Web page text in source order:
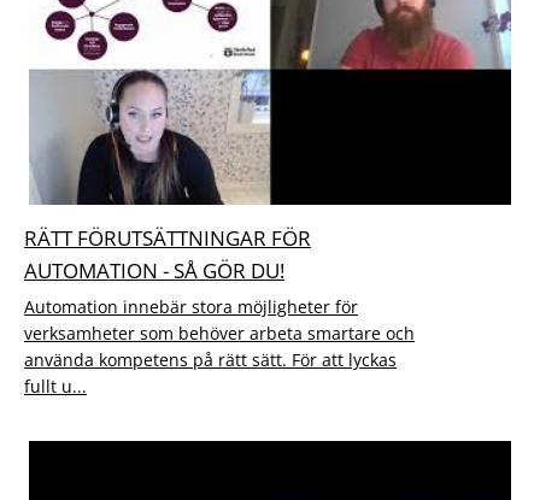
RÄTT FÖRUTSÄTTNINGAR FÖR
AUTOMATION - SÅ GÖR DU!
Automation innebär stora möjligheter för
verksamheter som behöver arbeta smartare och
använda kompetens på rätt sätt. För att lyckas
fullt u...